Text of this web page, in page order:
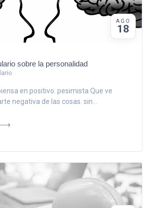
AGO
18
sobre la personalidad
en positivo. pesimista Que ve
negativa de las cosas. sin...